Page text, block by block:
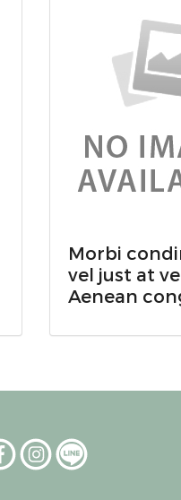
Morbi
vel just at
Aenean